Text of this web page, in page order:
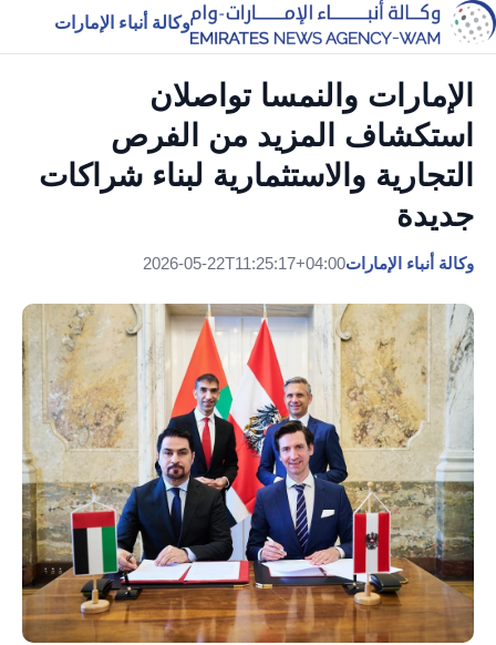
وكالة أنباء الإمارات
الإمارات والنمسا تواصلان
استكشاف المزيد من الفرص
التجارية والاستثمارية لبناء شراكات
جديدة
وكالة أنباء الإمارات2026-05-22T11:25:17+04:00